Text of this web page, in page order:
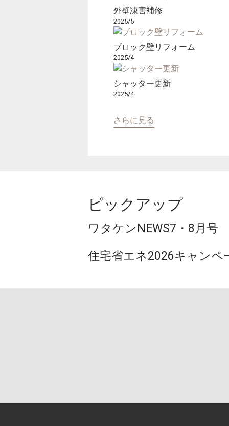
外壁凍害補修
2025/5
ブロック壁リフォーム
2025/4
シャッター更新
2025/4
さらに見る
ピックアップ
ワタケンNEWS7・8月号
住宅省エネ2026キャンペ